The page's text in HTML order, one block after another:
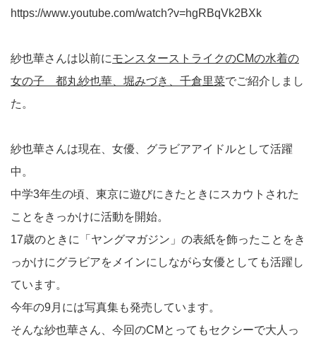
https://www.youtube.com/watch?v=hgRBqVk2BXk
紗也華さんは以前にモンスターストライクのCMの水着の
女の子 都丸紗也華、堀みづき、千倉里菜でご紹介しまし
た。
紗也華さんは現在、女優、グラビアアイドルとして活躍
中。
中学3年生の頃、東京に遊びにきたときにスカウトされた
ことをきっかけに活動を開始。
17歳のときに「ヤングマガジン」の表紙を飾ったことをき
っかけにグラビアをメインにしながら女優としても活躍し
ています。
今年の9月には写真集も発売しています。
そんな紗也華さん、今回のCMとってもセクシーで大人っ